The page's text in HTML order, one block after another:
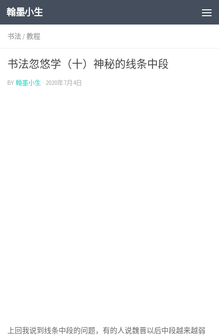
Skip to content
翰墨小生
书法 /教程
书法忽悠学（十）神秘的线条中段
BY翰墨小生 · 2020年7月4日
上回我说到线条中段的问题，有的人说魏晋以后中段越来越弱